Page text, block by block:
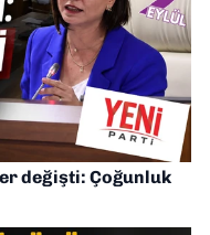
değişti: Çoğunluk